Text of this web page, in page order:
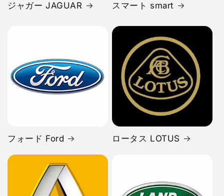
ジャガー JAGUAR スマート smart
フォード Ford ロータス LOTUS